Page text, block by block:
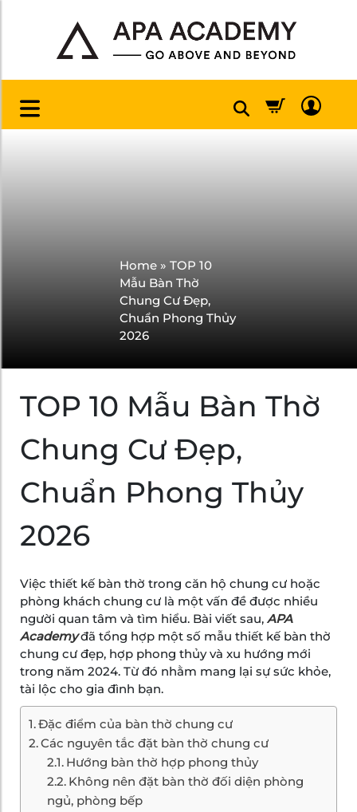
Home » TOP 10
Mẫu Bàn Thờ
Chung Cư Đẹp,
Chuẩn Phong Thủy
2026
TOP 10 Mẫu Bàn Thờ
Chung Cư Đẹp,
Chuẩn Phong Thủy
2026
Việc thiết kế bàn thờ trong căn hộ chung cư hoặc
phòng khách chung cư là một vấn đề được nhiều
người quan tâm và tìm hiểu. Bài viết sau, APA
Academyđã tổng hợp một số mẫu thiết kế bàn thờ
chung cư đẹp, hợp phong thủy và xu hướng mới
trong năm 2024. Từ đó nhằm mang lại sự sức khỏe,
tài lộc cho gia đình bạn.
Đặc điểm của bàn thờ chung cư
Các nguyên tắc đặt bàn thờ chung cư
Hướng bàn thờ hợp phong thủy
Không nên đặt bàn thờ đối diện phòng
ngủ, phòng bếp